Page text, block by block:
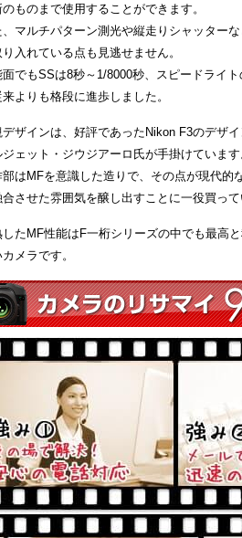
ものまで使用することができます。
、マルチパターン測光や縦走りシャッター
り入れている点も見逃せません。
面でもSSは8秒～1/8000秒、スピードライ
来よりも格段に進歩しました。
デザインは、好評であったNikon F3のデザ
ジェット・ジウジアーロ氏が手掛けています
部はMFを意識した造りで、その点が現代的
合させた雰囲気を醸し出すことに一役買って
したMF性能はF一桁シリーズの中でも最高
メラです。